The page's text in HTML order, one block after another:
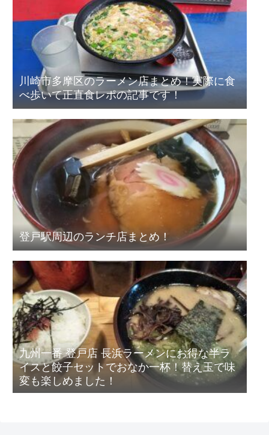
川崎市多摩区のラーメン店まとめ！実際に食
べ歩いて正直食レポの記事です！
登戸駅周辺のランチ店まとめ！
九州一番 登戸店 長浜ラーメンにお得な半ラ
イスと餃子セットでおなか一杯！替え玉で味
変も楽しめました！